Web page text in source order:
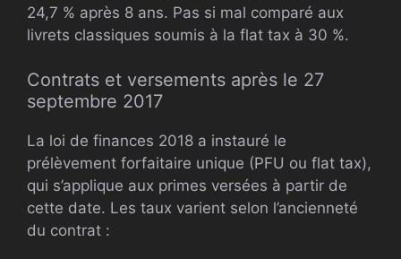
24,7 % après 8 ans. Pas si mal comparé aux
livrets classiques soumis à la flat tax à 30 %.
Contrats et versements après le 27
septembre 2017
La loi de finances 2018 a instauré le
prélèvement forfaitaire unique (PFU ou flat tax),
qui s’applique aux primes versées à partir de
cette date. Les taux varient selon l’ancienneté
du contrat :